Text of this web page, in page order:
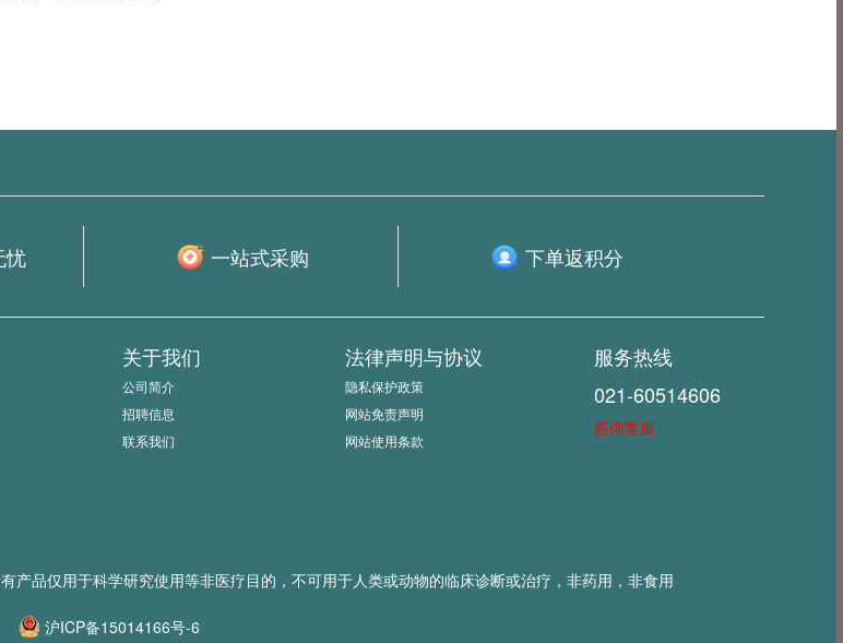
忧 一站式采购 下单返积分
关于我们
公司简介
招聘信息
联系我们
法律声明与协议
隐私保护政策
网站免责声明
网站使用条款
服务热线
021-60514606
咨询客服
品仅用于科学研究使用等非医疗目的，不可用于人类或动物的临床诊断或治疗，非药用，非食用
沪ICP备15014166号-6